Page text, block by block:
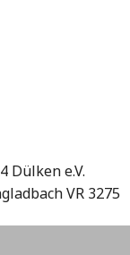
Dülken e.V.
VR 3275